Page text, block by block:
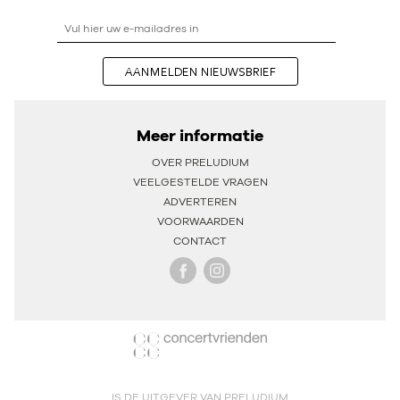
AANMELDEN NIEUWSBRIEF
Meer informatie
OVER PRELUDIUM
VEELGESTELDE VRAGEN
ADVERTEREN
VOORWAARDEN
CONTACT
IS DE UITGEVER VAN PRELUDIUM